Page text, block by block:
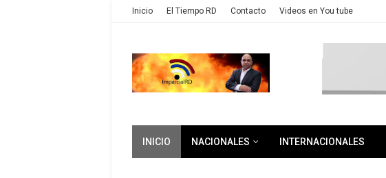
Inicio El Tiempo RD Contacto Videos en You tube
INICIO NACIONALES INTERNACIONALES